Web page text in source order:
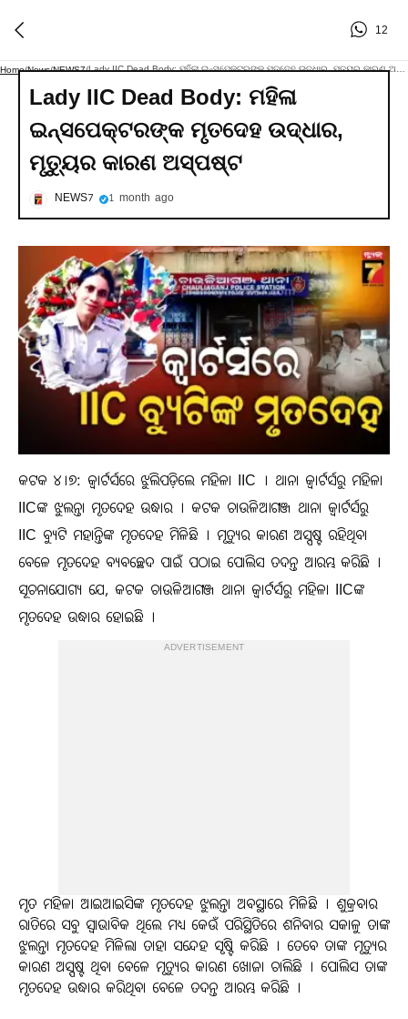
12
Home/News/NEWS7/
Lady IIC Dead Body: ମହିଳା
ଇନ୍ସପେକ୍ଟରଙ୍କ ମୃତଦେହ ଉଦ୍ଧାର,
ମୃତ୍ୟୁର କାରଣ ଅସ୍ପଷ୍ଟ
NEWS7 1 month ago
କଟକ ୪।୭: କ୍ୱାର୍ଟର୍ସରେ ଝୁଲିପଡ଼ିଲେ ମହିଳା IIC । ଥାନା କ୍ୱାର୍ଟର୍ସରୁ ମହିଳା
IICଙ୍କ ଝୁଲନ୍ତା ମୃତଦେହ ଉଦ୍ଧାର । କଟକ ଚାଉଳିଆଗଞ୍ଜ ଥାନା କ୍ୱାର୍ଟର୍ସରୁ
IIC ବ୍ୟୁଟି ମହାନ୍ତିଙ୍କ ମୃତଦେହ ମିଳିଛି । ମୃତ୍ୟୁର କାରଣ ଅସ୍ପଷ୍ଟ ରହିଥିବା
ବେଳେ ମୃତଦେହ ବ୍ୟବଚ୍ଛେଦ ପାଇଁ ପଠାଇ ପୋଲିସ ତଦନ୍ତ ଆରମ୍ଭ କରିଛି ।
ସୂଚନାଯୋଗ୍ୟ ଯେ, କଟକ ଚାଉଳିଆଗଞ୍ଜ ଥାନା କ୍ୱାର୍ଟର୍ସରୁ ମହିଳା IICଙ୍କ
ମୃତଦେହ ଉଦ୍ଧାର ହୋଇଛି ।
ADVERTISEMENT
ମୃତ ମହିଳା ଆଇଆଇସିଙ୍କ ମୃତଦେହ ଝୁଲନ୍ତା ଅବସ୍ଥାରେ ମିଳିଛି । ଶୁକ୍ରବାର
ରାତିରେ ସବୁ ସ୍ବାଭାବିକ ଥିଲେ ମଧ୍ୟ କେଉଁ ପରିସ୍ଥିତିରେ ଶନିବାର ସକାଳୁ ତାଙ୍କ
ଝୁଲନ୍ତା ମୃତଦେହ ମିଳିଲା ତାହା ସନ୍ଦେହ ସୃଷ୍ଟି କରିଛି । ତେବେ ତାଙ୍କ ମୃତ୍ୟୁର
କାରଣ ଅସ୍ପଷ୍ଟ ଥିବା ବେଳେ ମୃତ୍ୟୁର କାରଣ ଖୋଜା ଚାଲିଛି । ପୋଲିସ ତାଙ୍କ
ମୃତଦେହ ଉଦ୍ଧାର କରିଥିବା ବେଳେ ତଦନ୍ତ ଆରମ୍ଭ କରିଛି ।